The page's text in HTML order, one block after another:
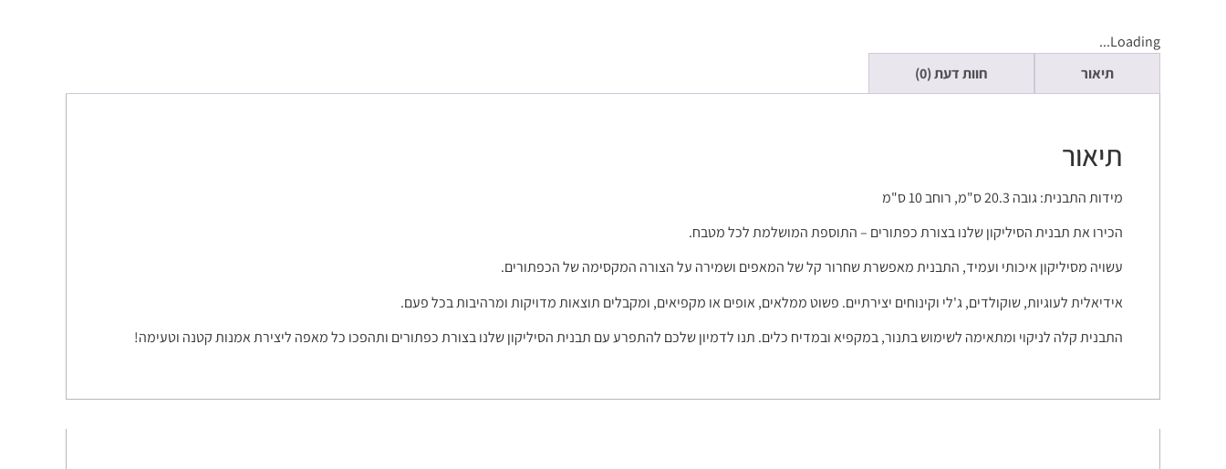
Loading...
תיאור
חוות דעת (0)
תיאור
מידות התבנית: גובה 20.3 ס"מ, רוחב 10 ס"מ
הכירו את תבנית הסיליקון שלנו בצורת כפתורים – התוספת המושלמת לכל מטבח.
עשויה מסיליקון איכותי ועמיד, התבנית מאפשרת שחרור קל של המאפים ושמירה על הצורה המקסימה של הכפתורים.
אידיאלית לעוגיות, שוקולדים, ג'לי וקינוחים יצירתיים. פשוט ממלאים, אופים או מקפיאים, ומקבלים תוצאות מדויקות ומרהיבות בכל פעם.
התבנית קלה לניקוי ומתאימה לשימוש בתנור, במקפיא ובמדיח כלים. תנו לדמיון שלכם להתפרע עם תבנית הסיליקון שלנו בצורת כפתורים ותהפכו כל מאפה ליצירת אמנות קטנה וטעימה!